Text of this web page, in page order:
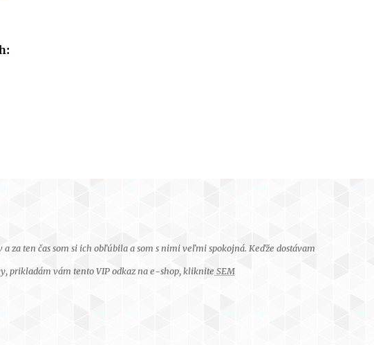
za ten čas som si ich obľúbila a som s nimi veľmi spokojná. Keďže dostávam
prikladám vám tento VIP odkaz na e-shop, kliknite SEM